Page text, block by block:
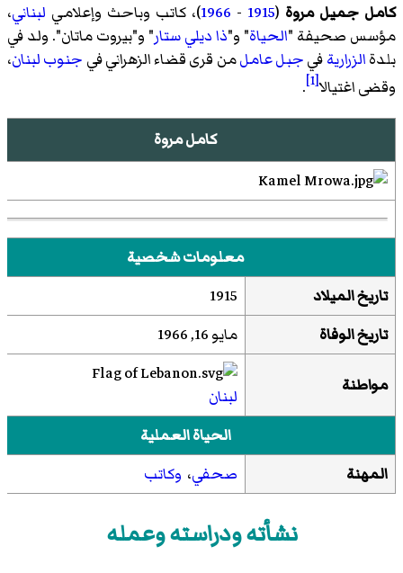
كامل جميل مروة (
1915
-
1966)، كاتب وباحث وإعلامي لبناني،
مؤسس صحيفة "الحياة" و"ذا ديلي ستار" و"بيروت ماتان". ولد في
بلدةالزراريةفيجبل عاملمن قرى قضاء الزهراني في جنوب لبنان،
وقضى اغتيالا[1]
.
كامل مروة
معلومات شخصية
تاريخ الميلاد
1915
تاريخ الوفاة
مايو 16, 1966
مواطنة
لبنان
الحياة العملية
المهنة
صحفي، وكاتب
نشأته ودراسته وعمله